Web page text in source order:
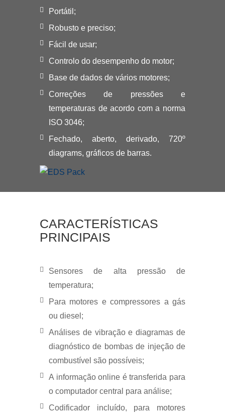
Portátil;
Robusto e preciso;
Fácil de usar;
Controlo do desempenho do motor;
Base de dados de vários motores;
Correções de pressões e
temperaturas de acordo com a norma
ISO 3046;
Fechado, aberto, derivado, 720º
diagrams, gráficos de barras.
CARACTERÍSTICAS
PRINCIPAIS
Sensores de alta pressão de
temperatura;
Para motores e compressores a gás
ou diesel;
Análises de vibração e diagramas de
diagnóstico de bombas de injeção de
combustível são possíveis;
A informação online é transferida para
o computador central para análise;
Codificador incluído, para motores